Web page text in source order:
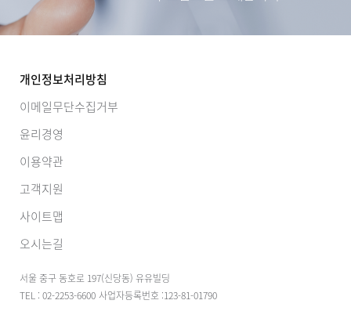
개인정보처리방침
이메일무단수집거부
윤리경영
이용약관
고객지원
사이트맵
오시는길
서울 중구 동호로 197(신당동) 유유빌딩
TEL : 02-2253-6600 사업자등록번호 :123-81-01790